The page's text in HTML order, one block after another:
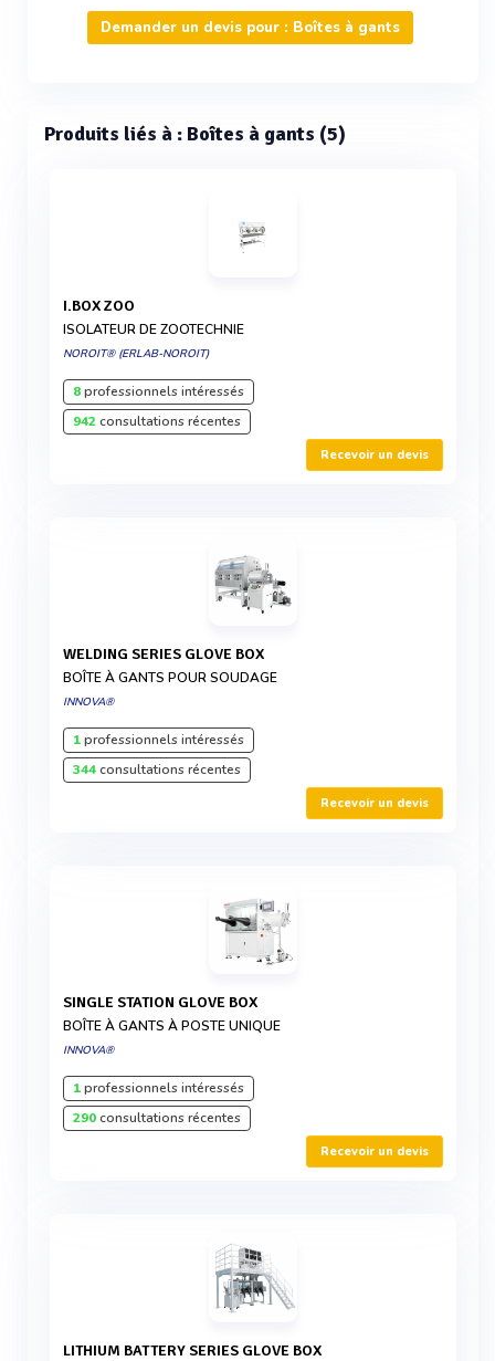
Demander un devis pour : Boîtes à gants
Produits liés à : Boîtes à gants (5)
I.BOX ZOO
ISOLATEUR DE ZOOTECHNIE
NOROIT® (ERLAB-NOROIT)
8professionnels intéressés
942consultations récentes
Recevoir un devis
WELDING SERIES GLOVE BOX
BOÎTE À GANTS POUR SOUDAGE
INNOVA®
1professionnels intéressés
344consultations récentes
Recevoir un devis
SINGLE STATION GLOVE BOX
BOÎTE À GANTS À POSTE UNIQUE
INNOVA®
1professionnels intéressés
290consultations récentes
Recevoir un devis
LITHIUM BATTERY SERIES GLOVE BOX